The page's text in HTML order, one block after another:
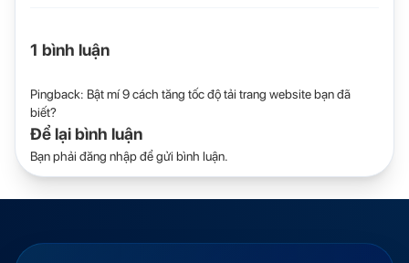
1 bình luận
Pingback: Bật mí 9 cách tăng tốc độ tải trang website bạn đã
biết?
Để lại bình luận
Bạn phải đăng nhậpđể gửi bình luận.